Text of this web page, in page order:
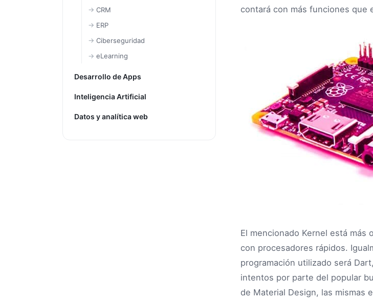
CRM
ERP
Ciberseguridad
eLearning
Desarrollo de Apps
Inteligencia Artificial
Datos y analítica web
contará con más funciones que
El mencionado Kernel está más
con procesadores rápidos.
programación utilizado será
intentos por parte del popular
de Material Design, las mismas